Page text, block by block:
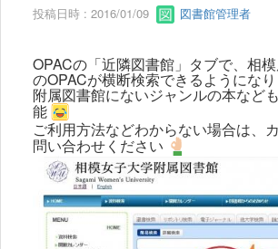
投稿日時 : 2016/01/09 図書館管理者
OPACの「近隣図書館」タブで、相
のOPACが横断検索できるようになり
附属図書館にないジャンルの本など
能
ご利用方法などわからない場合は、
問い合わせください